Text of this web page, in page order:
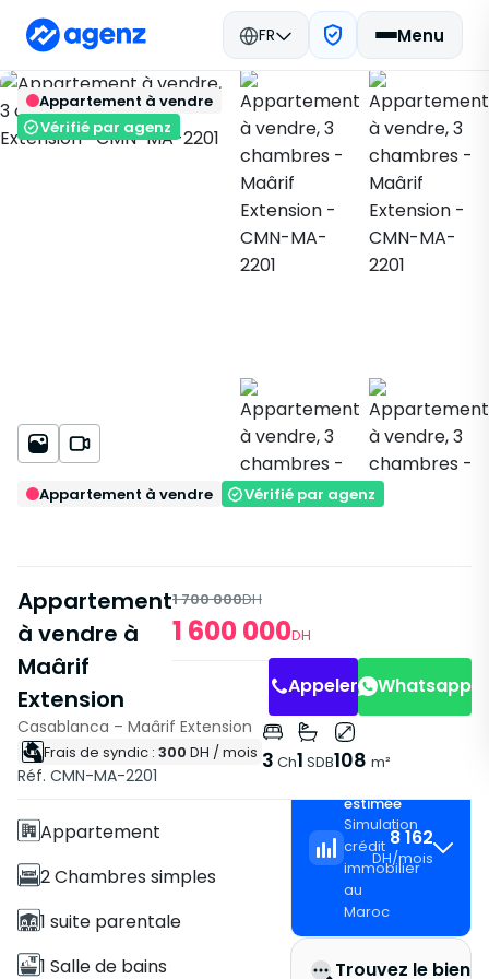
FR Menu
Retour
Immobilier Maroc
Acheter
Casablanca Appartement
Maârif Extension
CMN-MA-2201
Enregistrer
Appartement à vendre
Vérifié par agenz
Appartement à vendre Vérifié par agenz
Appartement
à vendre à
Maârif
Extension
1 700 000DH
1 600 000DH
Casablanca – Maârif Extension
Frais de syndic : 300 DH / mois
Réf. CMN-MA-2201
3 Ch1 SDB108 m²
Appeler Whatsapp
Caractéristiques
Avec Ascenseur
Appartement
2 Chambres simples
1 suite parentale
1 Salle de bains
estimée
Simulation
crédit
immobilier
au
Maroc
8 162
DH/mois
Trouvez le bien